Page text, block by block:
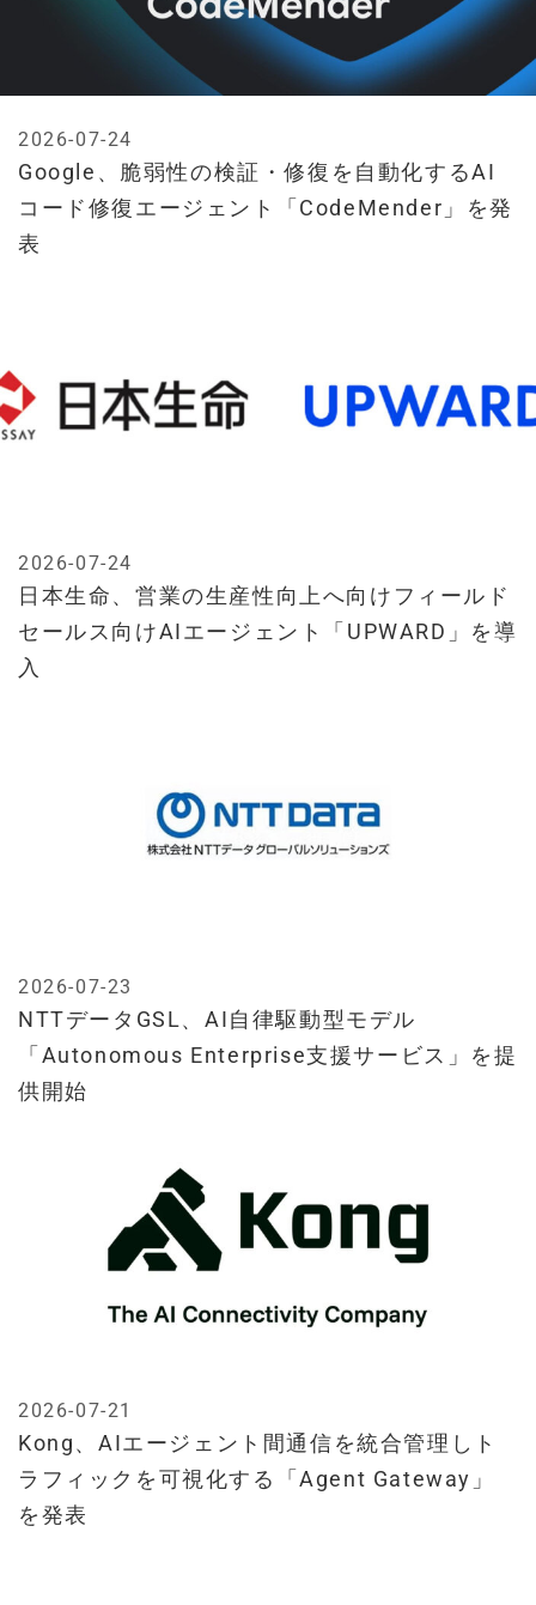
Google、脆弱性の検証・修復を自動化するAI
コード修復エージェント「CodeMender」を発
表
2026-07-24
日本生命、営業の生産性向上へ向けフィールド
セールス向けAIエージェント「UPWARD」を導
入
2026-07-24
NTTデータGSL、AI自律駆動型モデル
「Autonomous Enterprise支援サービス」を提
供開始
2026-07-23
Kong、AIエージェント間通信を統合管理しト
ラフィックを可視化する「Agent Gateway」
を発表
2026-07-21